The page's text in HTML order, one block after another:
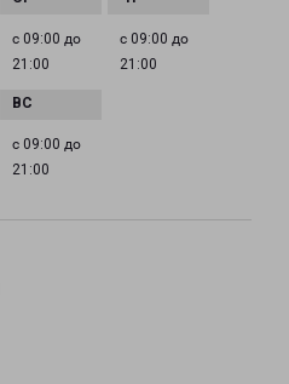
с 09:00 до
21:00
с 09:00 до
21:00
с 09:00 до
21:00